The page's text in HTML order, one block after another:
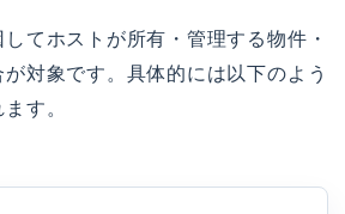
てホストが所有・管理する物件・
対象です。具体的には以下のよう
す。